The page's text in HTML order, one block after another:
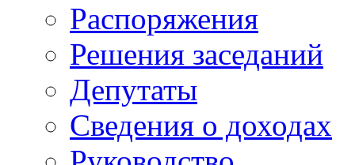
Распоряжения
Решения заседаний
Депутаты
Сведения о доходах